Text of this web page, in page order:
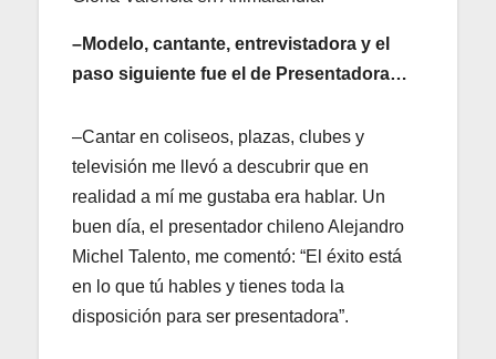
–Modelo, cantante, entrevistadora y el
paso siguiente fue el de Presentadora…
–Cantar en coliseos, plazas, clubes y
televisión me llevó a descubrir que en
realidad a mí me gustaba era hablar. Un
buen día, el presentador chileno Alejandro
Michel Talento, me comentó: “El éxito está
en lo que tú hables y tienes toda la
disposición para ser presentadora”.